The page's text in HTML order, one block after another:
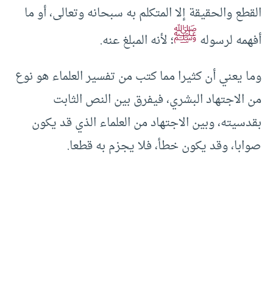
القطع والحقيقة إلا المتكلم به سبحانه وتعالى، أو ما
أفهمه لرسولهﷺ؛ لأنه المبلغ عنه.
وما يعني أن كثيرا مما كتب من تفسير العلماء هو نوع
من الاجتهاد البشري، فيفرق بين النص الثابت
بقدسيته، وبين الاجتهاد من العلماء الذي قد يكون
صوابا، وقد يكون خطأ، فلا يجزم به قطعا.